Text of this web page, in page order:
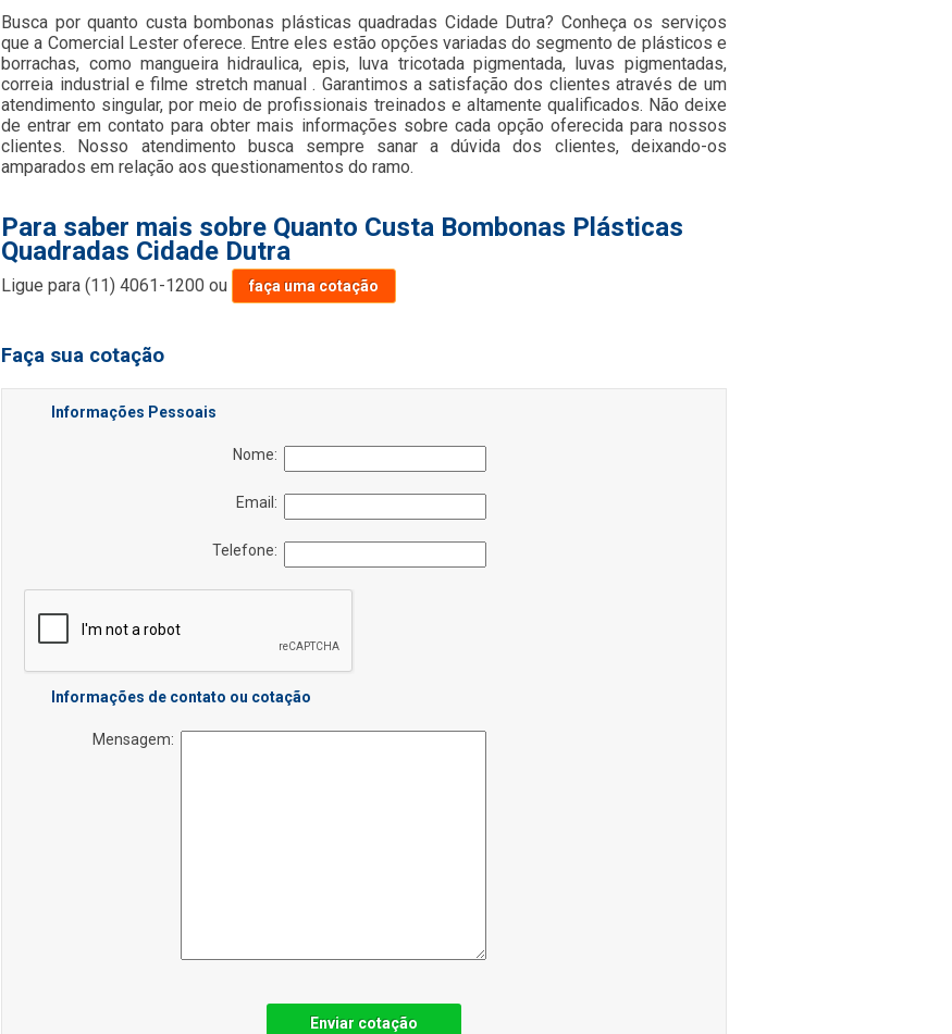
Busca por quanto custa bombonas plásticas quadradas Cidade Dutra? Conheça os serviços
que a Comercial Lester oferece. Entre eles estão opções variadas do segmento de plásticos e
borrachas, como mangueira hidraulica, epis, luva tricotada pigmentada, luvas pigmentadas,
correia industrial e filme stretch manual . Garantimos a satisfação dos clientes através de um
atendimento singular, por meio de profissionais treinados e altamente qualificados. Não deixe
de entrar em contato para obter mais informações sobre cada opção oferecida para nossos
clientes. Nosso atendimento busca sempre sanar a dúvida dos clientes, deixando-os
amparados em relação aos questionamentos do ramo.
Para saber mais sobre Quanto Custa Bombonas Plásticas
Quadradas Cidade Dutra
Ligue para(11) 4061-1200 ou faça uma cotação
Faça sua cotação
Informações Pessoais
Nome:
Email:
Telefone:
Informações de contato ou cotação
Mensagem:
Enviar cotação